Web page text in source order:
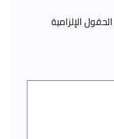
الحقول الإلزامية